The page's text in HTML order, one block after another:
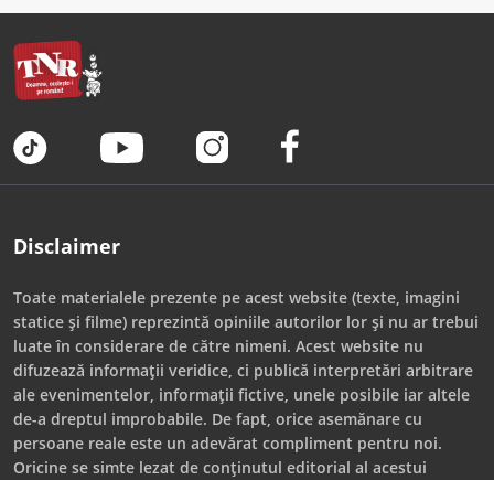
Disclaimer
Toate materialele prezente pe acest website (texte, imagini
statice și filme) reprezintă opiniile autorilor lor și nu ar trebui
luate în considerare de către nimeni. Acest website nu
difuzează informații veridice, ci publică interpretări arbitrare
ale evenimentelor, informații fictive, unele posibile iar altele
de-a dreptul improbabile. De fapt, orice asemănare cu
persoane reale este un adevărat compliment pentru noi.
Oricine se simte lezat de conținutul editorial al acestui